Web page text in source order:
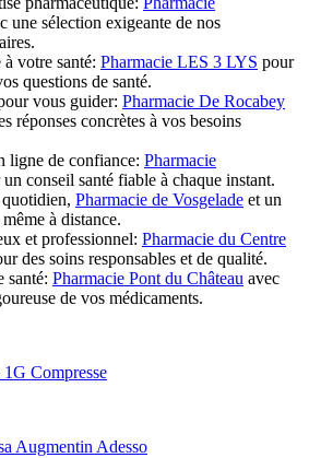
une sélection exigeante de nos
votre santé: Pharmacie LES 3 LYS pour
questions de santé.
vous guider: Pharmacie De Rocabey
réponses concrètes à vos besoins
ligne de confiance: Pharmacie
conseil santé fiable à chaque instant.
Pharmacie de Vosgelade et un
à distance.
et professionnel: Pharmacie du Centre
des soins responsables et de qualité.
santé: Pharmacie Pont du Château avec
de vos médicaments.
Compresse
Augmentin Adesso